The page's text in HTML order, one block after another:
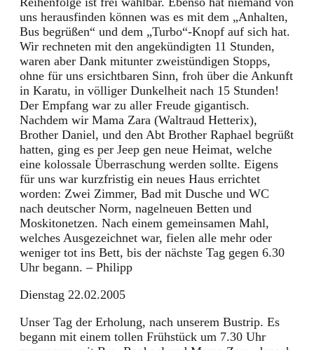
uns herausfinden können was es mit dem „Anhalten,
Bus begrüßen“ und dem „Turbo“-Knopf auf sich hat.
Wir rechneten mit den angekündigten 11 Stunden,
waren aber Dank mitunter zweistündigen Stopps,
ohne für uns ersichtbaren Sinn, froh über die Ankunft
in Karatu, in völliger Dunkelheit nach 15 Stunden!
Der Empfang war zu aller Freude gigantisch.
Nachdem wir Mama Zara (Waltraud Hetterix),
Brother Daniel, und den Abt Brother Raphael begrüßt
hatten, ging es per Jeep gen neue Heimat, welche
eine kolossale Überraschung werden sollte. Eigens
für uns war kurzfristig ein neues Haus errichtet
worden: Zwei Zimmer, Bad mit Dusche und WC
nach deutscher Norm, nagelneuen Betten und
Moskitonetzen. Nach einem gemeinsamen Mahl,
welches Ausgezeichnet war, fielen alle mehr oder
weniger tot ins Bett, bis der nächste Tag gegen 6.30
Uhr begann. – Philipp
Dienstag 22.02.2005
Unser Tag der Erholung, nach unserem Bustrip. Es
begann mit einem tollen Frühstück um 7.30 Uhr